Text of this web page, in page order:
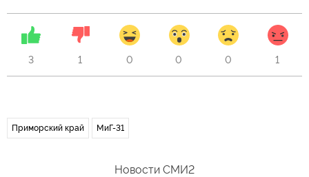
3 1 0 0 0 1
Приморский край МиГ-31
Новости СМИ2